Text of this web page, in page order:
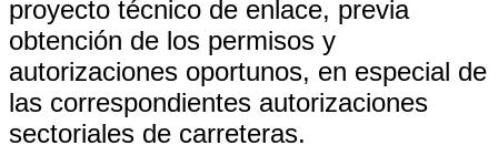
proyecto técnico de enlace, previa
obtención de los permisos y
autorizaciones oportunos, en especial de
las correspondientes autorizaciones
sectoriales de carreteras.